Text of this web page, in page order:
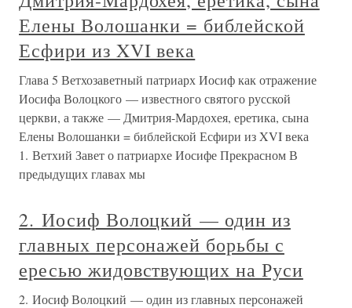
Елены Волошанки = библейской
Есфири из XVI века
Глава 5 Ветхозаветный патриарх Иосиф как отражение
Иосифа Волоцкого — известного святого русской
церкви, а также — Дмитрия-Мардохея, еретика, сына
Елены Волошанки = библейской Есфири из XVI века
1. Ветхий Завет о патриархе Иосифе Прекрасном В
предыдущих главах мы
2. Иосиф Волоцкий — один из
главных персонажей борьбы с
ересью жидовствующих на Руси
2. Иосиф Волоцкий — один из главных персонажей